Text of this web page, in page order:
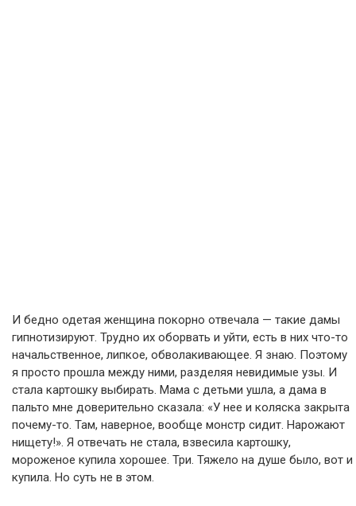
И бедно одетая женщина покорно отвечала — такие дамы
гипнотизируют. Трудно их оборвать и уйти, есть в них что-то
начальственное, липкое, обволакивающее. Я знаю. Поэтому
я просто прошла между ними, разделяя невидимые узы. И
стала картошку выбирать. Мама с детьми ушла, а дама в
пальто мне доверительно сказала: «У нее и коляска закрыта
почему-то. Там, наверное, вообще монстр сидит. Нарожают
нищету!». Я отвечать не стала, взвесила картошку,
мороженое купила хорошее. Три. Тяжело на душе было, вот и
купила. Но суть не в этом.